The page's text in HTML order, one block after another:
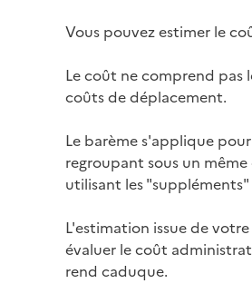
Vous pouvez estimer le
Le coût ne comprend pas
coûts de déplacement.
Le barème s'applique
regroupant sous un
utilisant les
L'estimation issue de
évaluer le coût
rend caduque.